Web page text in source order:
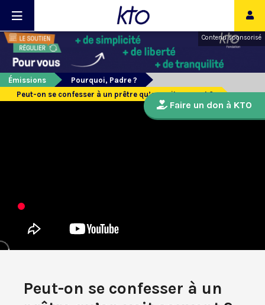
Contenu sponsorisé
Émissions
Pourquoi, Padre ?
Peut-on se confesser à un prêtre qu’on voit souvent ?
Peut-on se confesser à un
Faire un don à KTO